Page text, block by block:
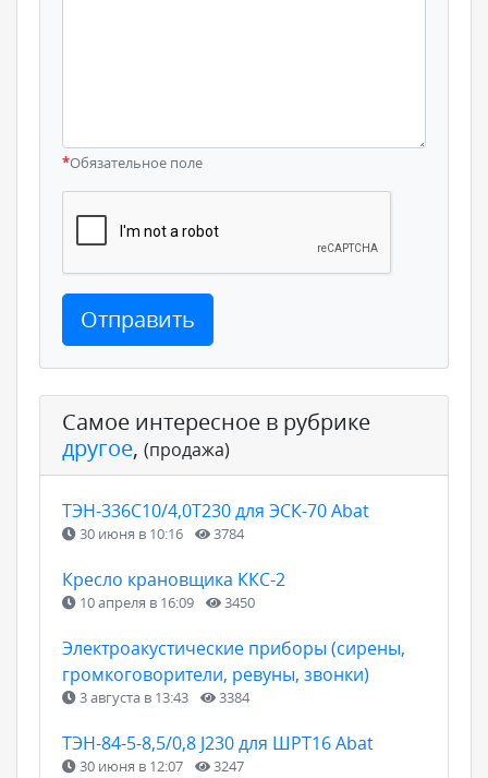
*Обязательное поле
Отправить
Самое интересное в рубрике
другое, (продажа)
ТЭН-336С10/4,0Т230 для ЭСК-70 Abat
30 июня в 10:16 3784
Кресло крановщика ККС-2
10 апреля в 16:09 3450
Электроакустические приборы (сирены,
громкоговорители, ревуны, звонки)
3 августа в 13:43 3384
ТЭН-84-5-8,5/0,8 J230 для ШРТ16 Abat
30 июня в 12:07 3247